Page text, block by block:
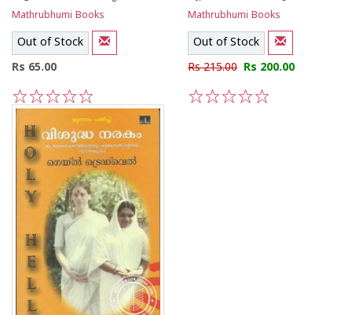
Mathrubhumi Books
Out of Stock
Rs 65.00
5
4
3
2
1
Mathrubhumi Books
Out of Stock
Rs 215.00 Rs 200.00